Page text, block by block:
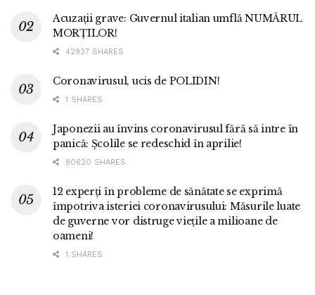
Acuzații grave: Guvernul italian umflă NUMĂRUL
MORȚILOR!
42937 SHARES
Coronavirusul, ucis de POLIDIN!
1 SHARES
Japonezii au învins coronavirusul fără să intre în
panică: Școlile se redeschid în aprilie!
80620 SHARES
12 experți în probleme de sănătate se exprimă
împotriva isteriei coronavirusului: Măsurile luate
de guverne vor distruge viețile a milioane de
oameni!
1 SHARES